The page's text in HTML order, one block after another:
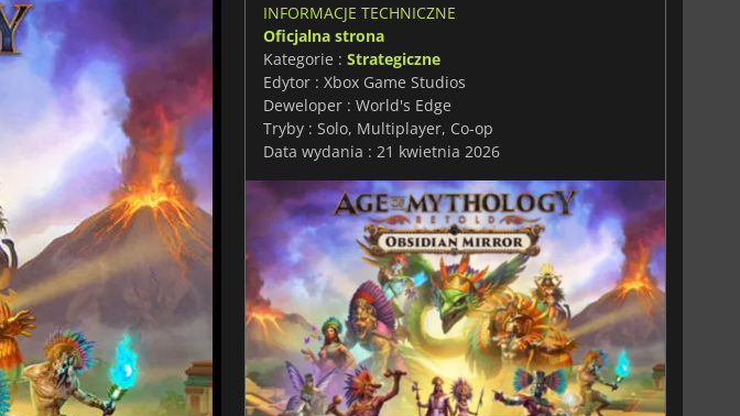
INFORMACJE TECHNICZNE
Oficjalna strona
Kategorie : Strategiczne
Edytor : Xbox Game Studios
Deweloper : World's Edge
Tryby : Solo, Multiplayer, Co-op
Data wydania : 21 kwietnia 2026